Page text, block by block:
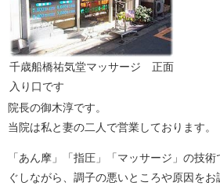
千歳船橋祐気堂マッサージ 正面
入り口です
院長の御木淳です。
当院は私と妻の二人で営業しております。
「あん摩」「指圧」「マッサージ」の技
ぐしながら、調子の悪いところや原因をお